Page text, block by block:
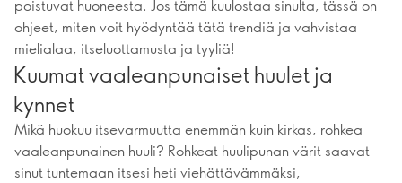
poistuvat huoneesta. Jos tämä kuulostaa sinulta, tässä on
ohjeet, miten voit hyödyntää tätä trendiä ja vahvistaa
mielialaa, itseluottamusta ja tyyliä!
Kuumat vaaleanpunaiset huulet ja
kynnet
Mikä huokuu itsevarmuutta enemmän kuin kirkas, rohkea
vaaleanpunainen huuli? Rohkeat huulipunan värit saavat
sinut tuntemaan itsesi heti viehättävämmäksi,